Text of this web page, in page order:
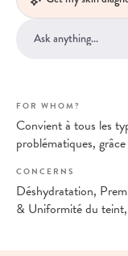
FOR WHOM?
Convient à tous les
problématiques,
CONCERNS
Déshydratation,
& Uniformité du